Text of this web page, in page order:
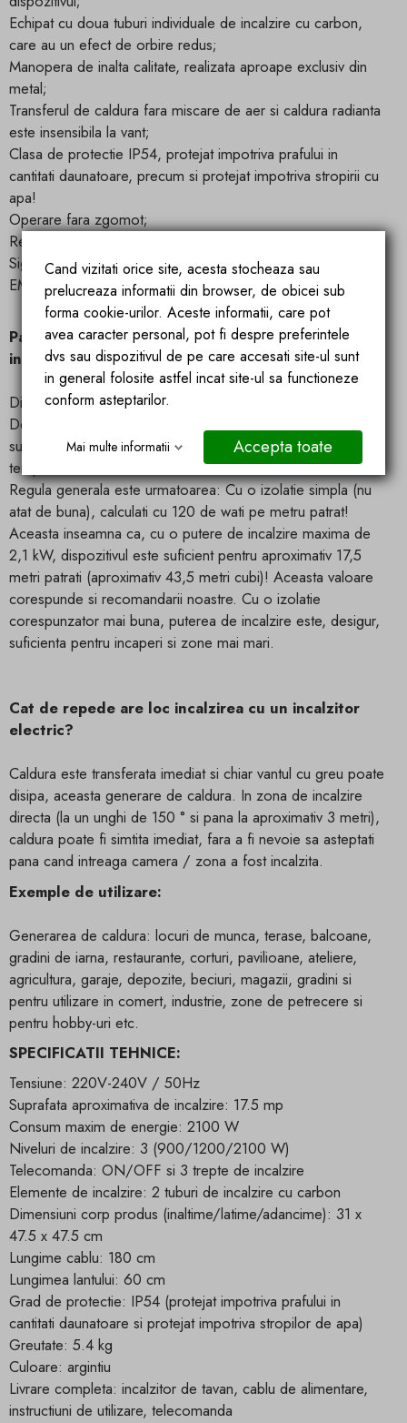
Echipat cu doua tuburi individuale de incalzire cu carbon,
care au un efect de orbire redus;
Manopera de inalta calitate, realizata aproape exclusiv din
metal;
Transferul de caldura fara miscare de aer si caldura radianta
este insensibila la vant;
Clasa de protectie IP54, protejat impotriva prafului in
cantitati daunatoare, precum si protejat impotriva stropirii cu
apa!
Operare fara zgomot;
Respectarea standardelor DEEE;
Siguranta testata (GS) si bineinteles cu conformitate CE si
EMC.
Pana la ce dimensiune a camerei este potrivit
incalzitorul de tavan?
Dimensiunea maxima a camerei depinde de multi factori:
De exemplu, cat de mult este rece (grad de izolatie), care
sunt temperaturile din camera respectiva si care este
temperatura tinta!
Regula generala este urmatoarea: Cu o izolatie simpla (nu
atat de buna), calculati cu 120 de wati pe metru patrat!
Aceasta inseamna ca, cu o putere de incalzire maxima de
2,1 kW, dispozitivul este suficient pentru aproximativ 17,5
metri patrati (aproximativ 43,5 metri cubi)! Aceasta valoare
corespunde si recomandarii noastre. Cu o izolatie
corespunzator mai buna, puterea de incalzire este, desigur,
suficienta pentru incaperi si zone mai mari.
Cat de repede are loc incalzirea cu un incalzitor
electric?
Caldura este transferata imediat si chiar vantul cu greu poate
disipa, aceasta generare de caldura. In zona de incalzire
directa (la un unghi de 150 ° si pana la aproximativ 3 metri),
caldura poate fi simtita imediat, fara a fi nevoie sa asteptati
pana cand intreaga camera / zona a fost incalzita.
Exemple de utilizare:
Generarea de caldura: locuri de munca, terase, balcoane,
gradini de iarna, restaurante, corturi, pavilioane, ateliere,
agricultura, garaje, depozite, beciuri, magazii, gradini si
pentru utilizare in comert, industrie, zone de petrecere si
pentru hobby-uri etc.
SPECIFICATII TEHNICE:
Tensiune: 220V-240V / 50Hz
Suprafata aproximativa de incalzire: 17.5 mp
Consum maxim de energie: 2100 W
Niveluri de incalzire: 3 (900/1200/2100 W)
Telecomanda: ON/OFF si 3 trepte de incalzire
Elemente de incalzire: 2 tuburi de incalzire cu carbon
Dimensiuni corp produs (inaltime/latime/adancime): 31 x
47.5 x 47.5 cm
Lungime cablu: 180 cm
Lungimea lantului: 60 cm
Grad de protectie: IP54 (protejat impotriva prafului in
cantitati daunatoare si protejat impotriva stropilor de apa)
Greutate: 5.4 kg
Culoare: argintiu
Livrare completa: incalzitor de tavan, cablu de alimentare,
instructiuni de utilizare, telecomanda
Cand vizitati orice site, acesta stocheaza sau
prelucreaza informatii din browser, de obicei sub
forma cookie-urilor. Aceste informatii, care pot
avea caracter personal, pot fi despre preferintele
dvs sau dispozitivul de pe care accesati site-ul sunt
in general folosite astfel incat site-ul sa functioneze
conform asteptarilor.
Mai multe informatii Accepta toate